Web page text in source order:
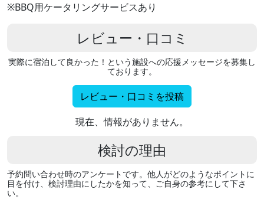
※BBQ用ケータリングサービスあり
レビュー・口コミ
実際に宿泊して良かった！という施設への応援メッセージを募集し
ております。
レビュー・口コミを投稿
現在、情報がありません。
検討の理由
予約問い合わせ時のアンケートです。他人がどのようなポイントに
目を付け、検討理由にしたかを知って、ご自身の参考にして下さ
い。